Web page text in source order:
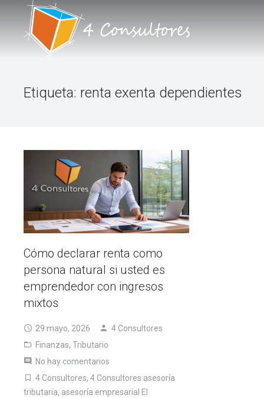
NOSOTROS
TALLERES
FORO
CONTACTO
Etiqueta: renta exenta dependientes
Cómo declarar renta como
persona natural si usted es
emprendedor con ingresos
mixtos
29 mayo, 2026
4 Consultores
Finanzas, Tributario
No hay comentarios
4 Consultores, 4 Consultores asesoría
tributaria, asesoría empresarial El